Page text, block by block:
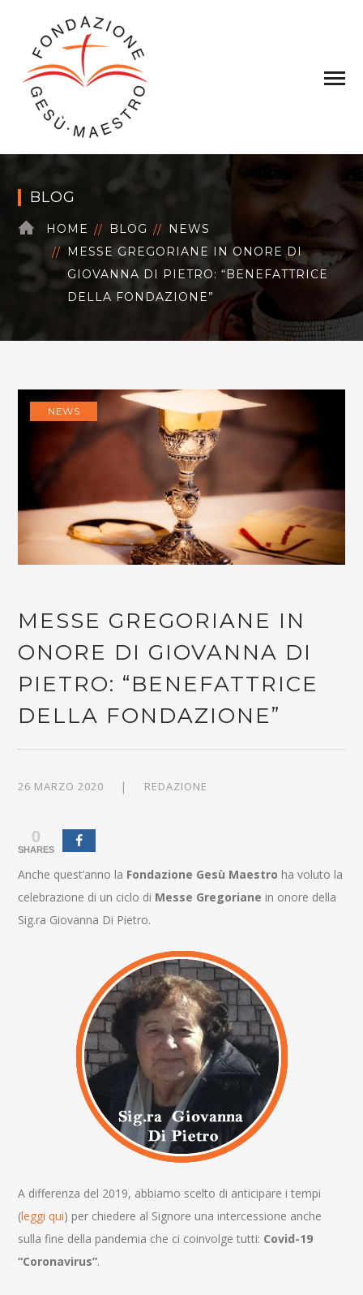
BLOG
HOME BLOG
NEWS
MESSE GREGORIANE IN ONORE DI
GIOVANNA DI PIETRO: “BENEFATTRICE
DELLA FONDAZIONE”
NEWS
MESSE GREGORIANE IN
ONORE DI GIOVANNA DI
PIETRO: “BENEFATTRICE
DELLA FONDAZIONE”
26 MARZO 2020 REDAZIONE
0
SHARES
Anche quest’anno la Fondazione Gesù Maestro ha voluto la
celebrazione di un ciclo di Messe Gregoriane in onore della
Sig.ra Giovanna Di Pietro.
A differenza del 2019, abbiamo scelto di anticipare i tempi
(leggi qui) per chiedere al Signore una intercessione anche
sulla fine della pandemia che ci coinvolge tutti: Covid-19
“Coronavirus”.